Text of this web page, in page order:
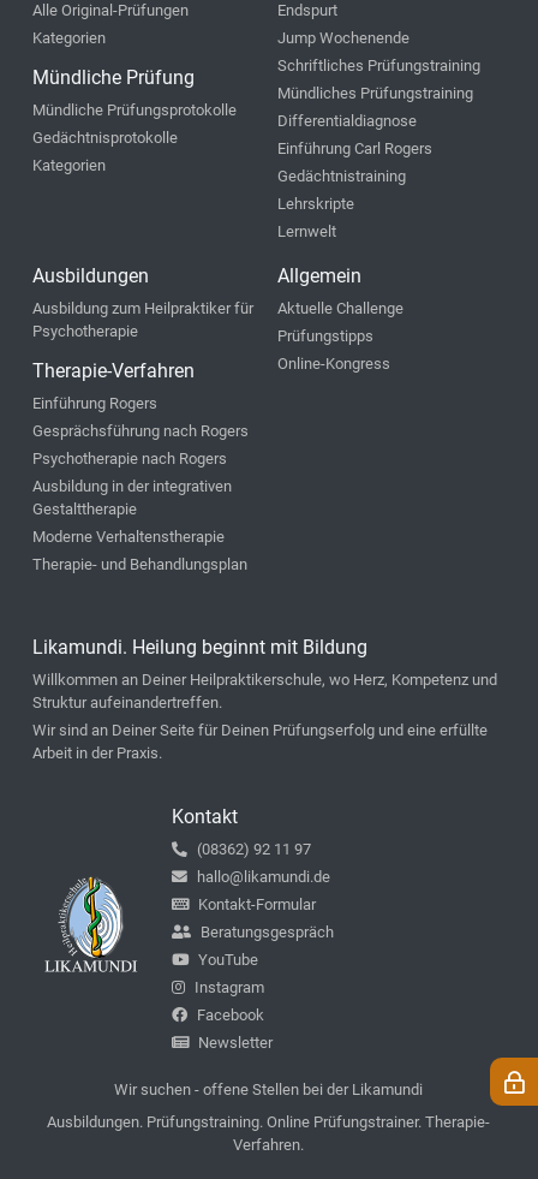
Alle Original-Prüfungen
Kategorien
Mündliche Prüfung
Mündliche Prüfungsprotokolle
Gedächtnisprotokolle
Kategorien
Endspurt
Jump Wochenende
Schriftliches Prüfungstraining
Mündliches Prüfungstraining
Differentialdiagnose
Einführung Carl Rogers
Gedächtnistraining
Lehrskripte
Lernwelt
Ausbildungen
Ausbildung zum Heilpraktiker für
Psychotherapie
Therapie-Verfahren
Einführung Rogers
Gesprächsführung nach Rogers
Psychotherapie nach Rogers
Ausbildung in der integrativen
Gestalttherapie
Moderne Verhaltenstherapie
Therapie- und Behandlungsplan
Allgemein
Aktuelle Challenge
Prüfungstipps
Online-Kongress
Likamundi. Heilung beginnt mit Bildung
Willkommen an Deiner Heilpraktikerschule, wo Herz, Kompetenz und
Struktur aufeinandertreffen.
Wir sind an Deiner Seite für Deinen Prüfungserfolg und eine erfüllte
Arbeit in der Praxis.
Kontakt
(08362) 92 11 97
hallo@likamundi.de
Kontakt-Formular
Beratungsgespräch
YouTube
Instagram
Facebook
Newsletter
Wir suchen - offene Stellen bei der Likamundi
Ausbildungen. Prüfungstraining. Online Prüfungstrainer. Therapie-
Verfahren.